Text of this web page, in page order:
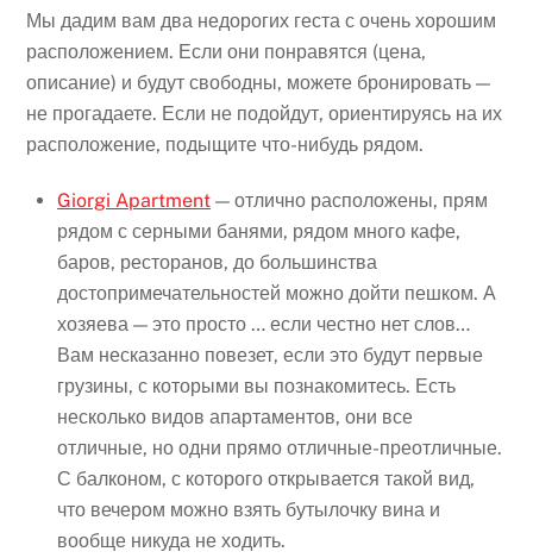
Мы дадим вам два недорогих геста с очень хорошим
расположением. Если они понравятся (цена,
описание) и будут свободны, можете бронировать —
не прогадаете. Если не подойдут, ориентируясь на их
расположение, подыщите что-нибудь рядом.
Giorgi Apartment — отлично расположены, прям
рядом с серными банями, рядом много кафе,
баров, ресторанов, до большинства
достопримечательностей можно дойти пешком. А
хозяева — это просто … если честно нет слов…
Вам несказанно повезет, если это будут первые
грузины, с которыми вы познакомитесь. Есть
несколько видов апартаментов, они все
отличные, но одни прямо отличные-преотличные.
С балконом, с которого открывается такой вид,
что вечером можно взять бутылочку вина и
вообще никуда не ходить.